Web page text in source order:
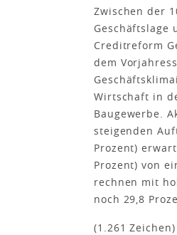
Zwischen der
Geschäftslage
Creditreform
dem
Wirtschaft in
Baugewerbe.
steigenden
Prozent)
Prozent) von
rechnen mit
noch 29,8
(1.261 Zeichen)